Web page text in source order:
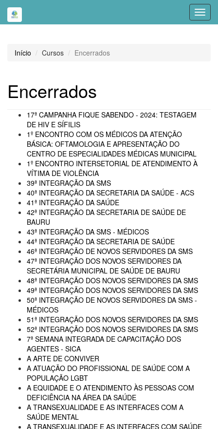
Início Cursos Encerrados
Encerrados
17ª CAMPANHA FIQUE SABENDO - 2024: TESTAGEM
DE HIV E SÍFILIS
1º ENCONTRO COM OS MÉDICOS DA ATENÇÃO
BÁSICA: OFTAMOLOGIA E APRESENTAÇÃO DO
CENTRO DE ESPECIALIDADES MÉDICAS MUNICIPAL
1º ENCONTRO INTERSETORIAL DE ATENDIMENTO À
VÍTIMA DE VIOLÊNCIA
39ª INTEGRAÇÃO DA SMS
40ª INTEGRAÇÃO DA SECRETARIA DA SAÚDE - ACS
41ª INTEGRAÇÃO DA SAÚDE
42ª INTEGRAÇÃO DA SECRETARIA DE SAÚDE DE
BAURU
43ª INTEGRAÇÃO DA SMS - MÉDICOS
44ª INTEGRAÇÃO DA SECRETARIA DE SAÚDE
46ª INTEGRAÇÃO DE NOVOS SERVIDORES DA SMS
47ª INTEGRAÇÃO DOS NOVOS SERVIDORES DA
SECRETÁRIA MUNICIPAL DE SAÚDE DE BAURU
48ª INTEGRAÇÃO DOS NOVOS SERVIDORES DA SMS
49ª INTEGRAÇÃO DOS NOVOS SERVIDORES DA SMS
50ª INTEGRAÇÃO DE NOVOS SERVIDORES DA SMS -
MÉDICOS
51ª INTEGRAÇÃO DOS NOVOS SERVIDORES DA SMS
52ª INTEGRAÇÃO DOS NOVOS SERVIDORES DA SMS
7ª SEMANA INTEGRADA DE CAPACITAÇÃO DOS
AGENTES - SICA
A ARTE DE CONVIVER
A ATUAÇÃO DO PROFISSIONAL DE SAÚDE COM A
POPULAÇÃO LGBT
A EQUIDADE E O ATENDIMENTO ÀS PESSOAS COM
DEFICIÊNCIA NA ÁREA DA SAÚDE
A TRANSEXUALIDADE E AS INTERFACES COM A
SAÚDE MENTAL
A TRANSEXUALIDADE E AS INTERFACES COM SAÚDE